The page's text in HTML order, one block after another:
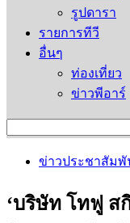
รูปดารา
รายการทีวี
อื่นๆ
ท่องเที่ยว
ข่าวพีอาร์
ข่าวประชาสัมพั
‘บริษัท โทฟู ส